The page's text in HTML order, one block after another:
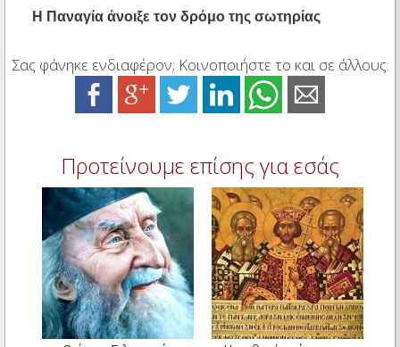
Η Παναγία άνοιξε τον δρόμο της σωτηρίας
Σας φάνηκε ενδιαφέρον; Κοινοποιήστε το και σε άλλους:
Προτείνουμε επίσης για εσάς